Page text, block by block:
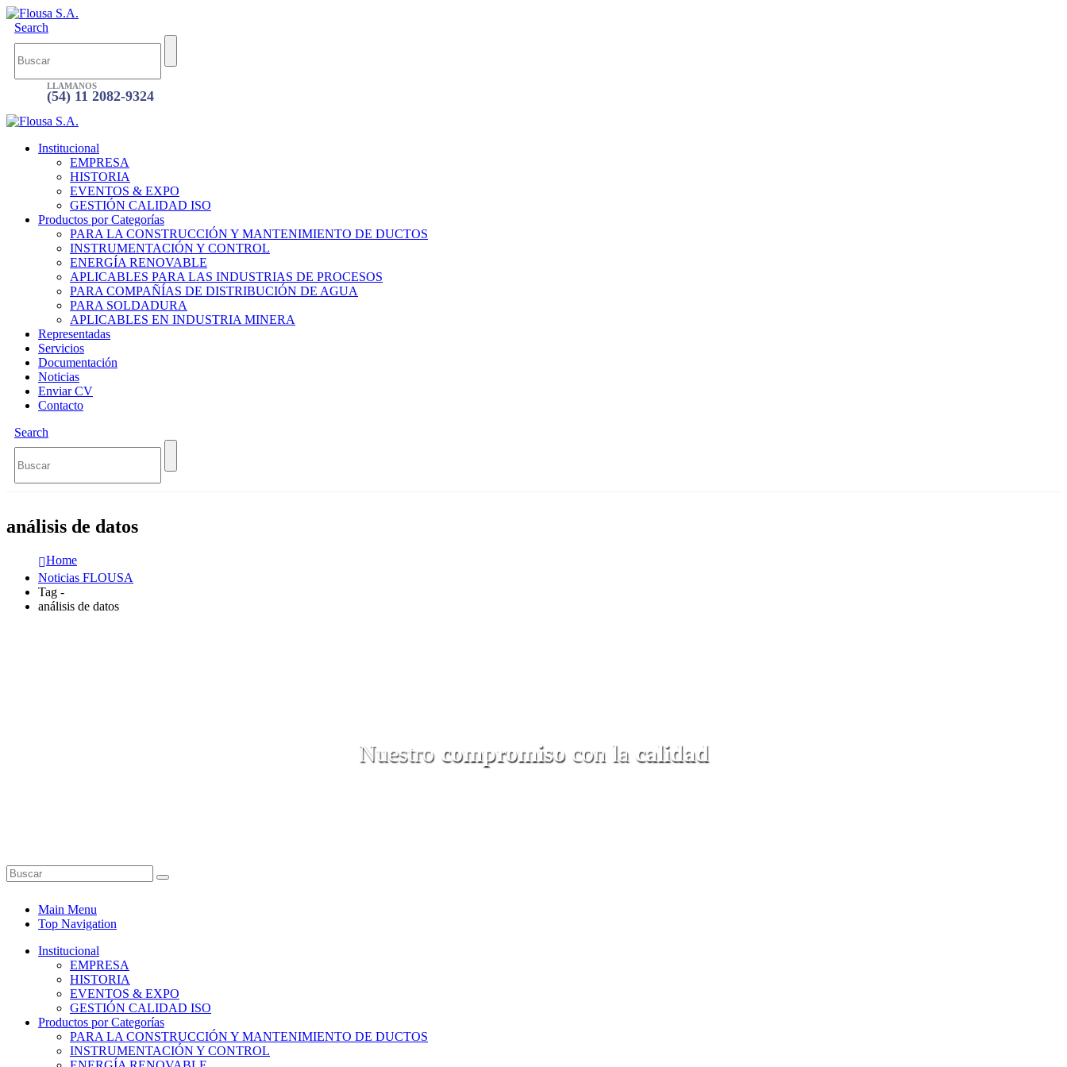
Search
LLAMANOS
(54) 11 2082-9324
Institucional
EMPRESA
HISTORIA
EVENTOS & EXPO
GESTIÓN CALIDAD ISO
Productos por Categorías
PARA LA CONSTRUCCIÓN Y MANTENIMIENTO DE DUCTOS
INSTRUMENTACIÓN Y CONTROL
ENERGÍA RENOVABLE
APLICABLES PARA LAS INDUSTRIAS DE PROCESOS
PARA COMPAÑÍAS DE DISTRIBUCIÓN DE AGUA
PARA SOLDADURA
APLICABLES EN INDUSTRIA MINERA
Representadas
Servicios
Documentación
Noticias
Enviar CV
Contacto
Search
análisis de datos
Home
Noticias FLOUSA
Tag -
análisis de datos
Nuestro compromisocon la calidad
Main Menu
Top Navigation
Institucional
EMPRESA
HISTORIA
EVENTOS & EXPO
GESTIÓN CALIDAD ISO
Productos por Categorías
PARA LA CONSTRUCCIÓN Y MANTENIMIENTO DE DUCTOS
INSTRUMENTACIÓN Y CONTROL